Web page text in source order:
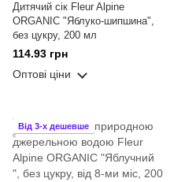
Дитячий сік Fleur Alpine
ORGANIC "Яблуко-шипшина",
без цукру, 200 мл
114.93 грн
Оптові ціни
Від 3-х дешевше